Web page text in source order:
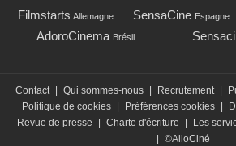
Filmstarts Allemagne SensaCine Espagne
AdoroCinema Brésil
Contact Qui sommes-nous Recrutement
Politique de cookies
Préférences cookies
Revue de presse
Charte d'écriture Les
©AlloCiné